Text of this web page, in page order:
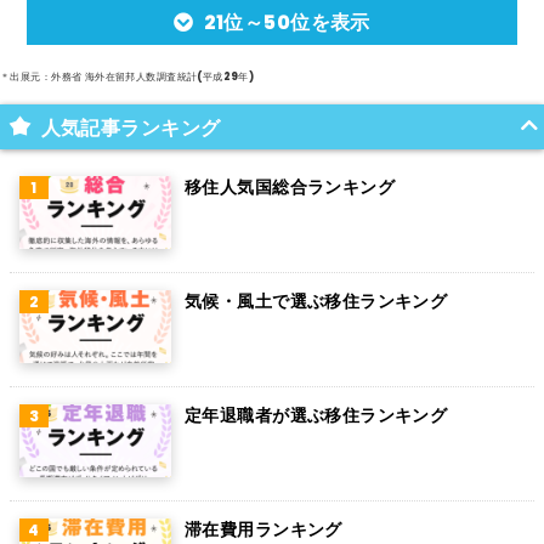
アルゼンチン
メキシコ
スイス
オランダ
グアム
パラグアイ
アラブ首長国連邦
スウェーデン
ペルー
21位～50位を表示
＊出展元：外務省 海外在留邦人数調査統計(平成29年)
人気記事ランキング
移住人気国総合ランキング
気候・風土で選ぶ移住ランキング
定年退職者が選ぶ移住ランキング
滞在費用ランキング